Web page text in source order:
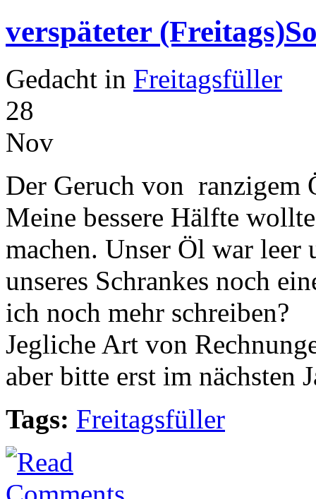
verspäteter
Gedacht in Freitagsfüller
28
Nov
Der Geruch von ranzigem
Meine bessere Hälfte
machen. Unser Öl war
unseres Schrankes noch
ich noch mehr schreiben?
Jegliche Art von
aber bitte erst im nächsten
Tags: Freitagsfüller